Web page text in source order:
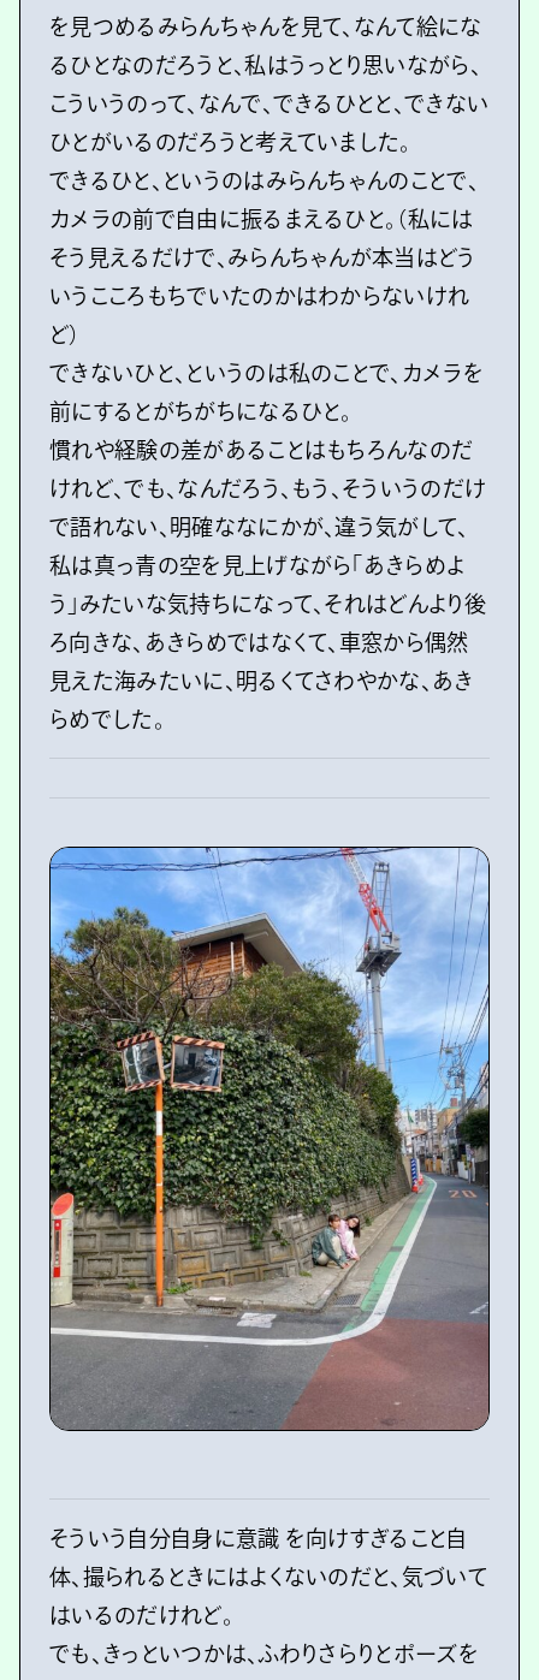
を見つめるみらんちゃんを見て、なんて絵にな
るひとなのだろうと、私はうっとり思いながら、
こういうのって、なんで、できるひとと、できない
ひとがいるのだろうと考えていました。
できるひと、というのはみらんちゃんのことで、
カメラの前で自由に振るまえるひと。（私には
そう見えるだけで、みらんちゃんが本当はどう
いうこころもちでいたのかはわからないけれ
ど）
できないひと、というのは私のことで、カメラを
前にするとがちがちになるひと。
慣れや経験の差があることはもちろんなのだ
けれど、でも、なんだろう、もう、そういうのだけ
で語れない、明確ななにかが、違う気がして、
私は真っ青の空を見上げながら「あきらめよ
う」みたいな気持ちになって、それはどんより後
ろ向きな、あきらめではなくて、車窓から偶然
見えた海みたいに、明るくてさわやかな、あき
らめでした。
そういう自分自身に意識 を向けすぎること自
体、撮られるときにはよくないのだと、気づいて
はいるのだけれど。
でも、きっといつかは、ふわりさらりとポーズを